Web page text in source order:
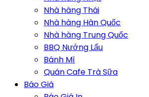
Nhà hàng Thái
Nhà hàng Hàn Quốc
Nhà hàng Trung Quốc
BBQ Nướng Lẩu
Bánh Mì
Quán Cafe Trà Sữa
Báo Giá